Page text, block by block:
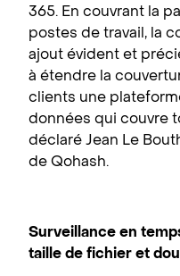
365. En couvrant la
postes de travail, la
ajout évident et
à étendre la
clients une
données qui couvre
déclaré Jean Le
de Qohash.
Surveillance en
taille de fichier et